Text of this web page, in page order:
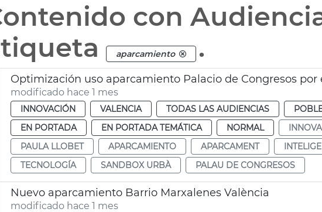
con
aparcamiento .
Optimización uso aparcamiento Palacio de Congresos por
modificado hace 1 mes
INNOVACIÓN VALENCIA TODAS LAS AUDIENCIAS
EN PORTADA
EN PORTADA TEMÁTICA NORMAL
PAULA LLOBET
APARCAMIENTO APARCAMENT
TECNOLOGÍA
SANDBOX URBÀ PALAU DE CONGRESOS
Nuevo aparcamiento Barrio Marxalenes València
modificado hace 1 mes